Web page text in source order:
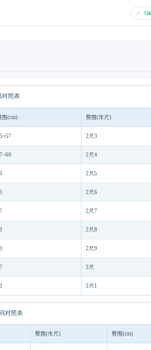
共 726
对照表
围(cm) 臀围(市尺)
2尺3
2尺4
2尺5
2尺6
2尺7
2尺8
2尺9
3尺
3尺1
对照表
臀围(市尺) 臀围(cm)